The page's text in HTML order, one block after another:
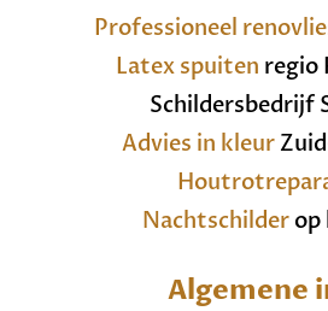
Professioneel
Latex spuiten regio
Schildersbedrijf
Advies in kleur
Nachtschilder op
Algemene